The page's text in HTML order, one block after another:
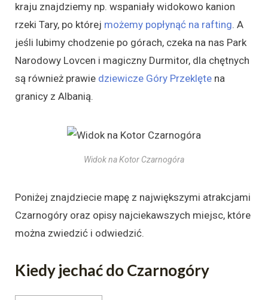
kraju znajdziemy np. wspaniały widokowo kanion
rzeki Tary, po której możemy popłynąć na rafting. A
jeśli lubimy chodzenie po górach, czeka na nas Park
Narodowy Lovcen i magiczny Durmitor, dla chętnych
są również prawie dziewicze Góry Przeklęte na
granicy z Albanią.
Widok na Kotor Czarnogóra
Poniżej znajdziecie mapę z największymi atrakcjami
Czarnogóry oraz opisy najciekawszych miejsc, które
można zwiedzić i odwiedzić.
Kiedy jechać do Czarnogóry